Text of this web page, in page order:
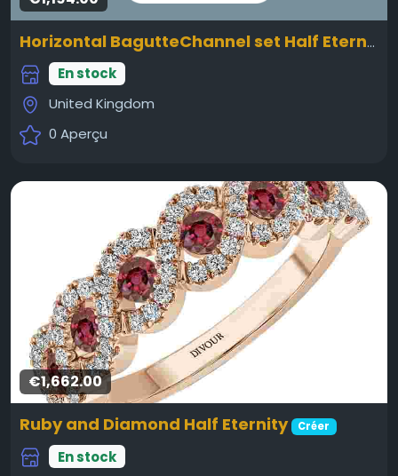
Horizontal BagutteChannel set Half Eternity Ring
En stock
United Kingdom
0 Aperçu
€1,662.00
Ruby and Diamond Half Eternity Créer
En stock